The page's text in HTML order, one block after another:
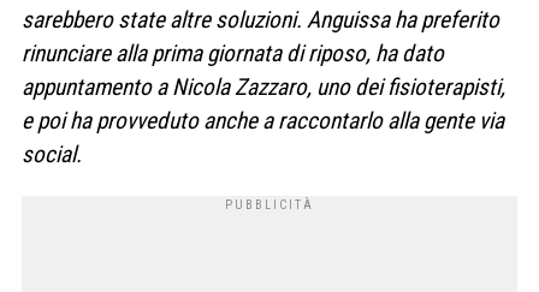
sarebbero state altre soluzioni. Anguissa ha preferito
rinunciare alla prima giornata di riposo, ha dato
appuntamento a Nicola Zazzaro, uno dei fisioterapisti,
e poi ha provveduto anche a raccontarlo alla gente via
social.